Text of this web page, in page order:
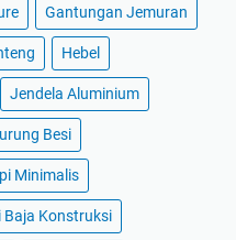
Gantungan Jemuran
Hebel
Jendela Aluminium
Besi
Minimalis
Baja Konstruksi